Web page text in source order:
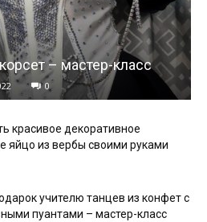
– мастер-класс
0
красивое декоративное
яйцо из вербы своими руками
учителю танцев из конфет с
пуантами – мастер-класс